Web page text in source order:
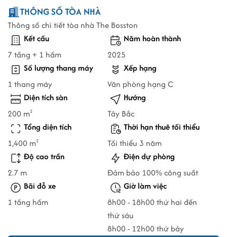
THÔNG SỐ TÒA NHÀ
Thông số chi tiết tòa nhà The Bosston
Kết cấu
7 tầng + 1 hầm
Năm hoàn thành
2025
Số lượng thang máy
1 thang máy
Xếp hạng
Văn phòng hạng C
Diện tích sàn
200 m2
Hướng
Tây Bắc
Tổng diện tích
1,400 m2
Thời hạn thuê tối thiểu
Tối thiểu 3 năm
Độ cao trần
2.7 m
Điện dự phòng
Đảm bảo 100% công suất
Bãi đỗ xe
1 tầng hầm
Giờ làm việc
8h00 - 18h00 thứ hai đến
thứ sáu
8h00 - 12h00 thứ bảy